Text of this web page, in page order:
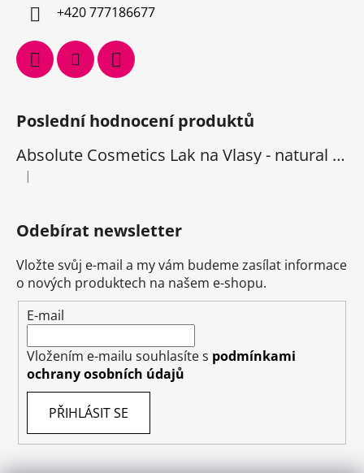
+420 777186677
Poslední hodnocení produktů
Absolute Cosmetics Lak na Vlasy - natural 1000 ml
Hodnocení produktu je 5 z 5 hvězdiček.
|
Odebírat newsletter
Vložte svůj e-mail a my vám budeme zasílat informace
o nových produktech na našem e-shopu.
E-mail
Vložením e-mailu souhlasíte s podmínkami
ochrany osobních údajů
PŘIHLÁSIT SE